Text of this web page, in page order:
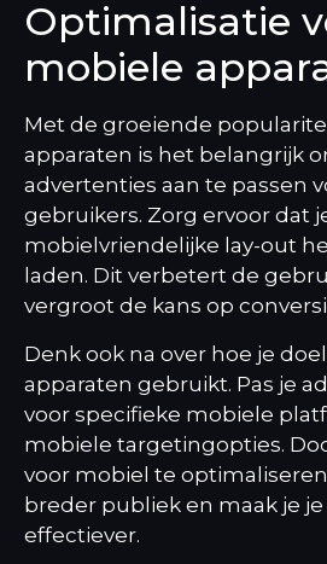
Optimalisatie
mobiele
Met de groeiende
apparaten is het belangrijk
advertenties aan te passen
gebruikers. Zorg ervoor dat
mobielvriendelijke lay-out
laden. Dit verbetert de
vergroot de kans op
Denk ook na over hoe je
apparaten gebruikt. Pas je
voor specifieke mobiele
mobiele targetingopties.
voor mobiel te
breder publiek en maak je
effectiever.